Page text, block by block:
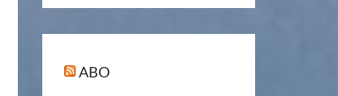
ABO